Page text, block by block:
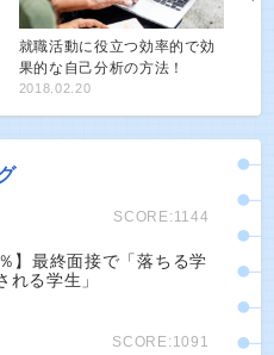
就職活動に役立つ効率的で効
果的な自己分析の方法！
2018.02.20
SCORE:1144
】最終面接で「落ちる学
れる学生」
SCORE:1091